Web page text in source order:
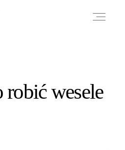
robić wesele
WORKS